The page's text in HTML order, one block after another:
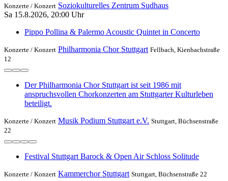
Konzerte / Konzert Soziokulturelles Zentrum Sudhaus
Sa 15.8.2026, 20:00 Uhr
Pippo Pollina & Palermo Acoustic Quintet in Concerto
Konzerte / Konzert Philharmonia Chor Stuttgart Fellbach, Kienbachstraße
12
Der Philharmonia Chor Stuttgart ist seit 1986 mit
anspruchsvollen Chorkonzerten am Stuttgarter Kulturleben
beteiligt.
Konzerte / Konzert Musik Podium Stuttgart e.V. Stuttgart, Büchsenstraße
22
Festival Stuttgart Barock & Open Air Schloss Solitude
Konzerte / Konzert Kammerchor Stuttgart Stuttgart, Büchsenstraße 22